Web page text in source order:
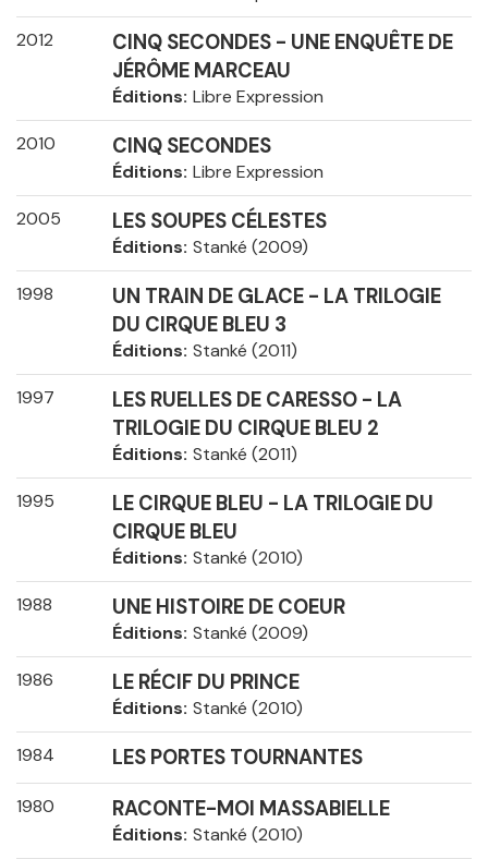
2012
CINQ SECONDES - UNE ENQUÊTE DE
JÉRÔME MARCEAU
Éditions Libre Expression
2010 CINQ SECONDES
Éditions Libre Expression
2005 LES SOUPES CÉLESTES
Éditions Stanké (2009)
1998
UN TRAIN DE GLACE - LA TRILOGIE
DU CIRQUE BLEU 3
Éditions Stanké (2011)
1997
LES RUELLES DE CARESSO - LA
TRILOGIE DU CIRQUE BLEU 2
Éditions Stanké (2011)
1995
LE CIRQUE BLEU - LA TRILOGIE DU
CIRQUE BLEU
Éditions Stanké (2010)
1988 UNE HISTOIRE DE COEUR
Éditions Stanké (2009)
1986 LE RÉCIF DU PRINCE
Éditions Stanké (2010)
1984 LES PORTES TOURNANTES
1980 RACONTE-MOI MASSABIELLE
Éditions Stanké (2010)